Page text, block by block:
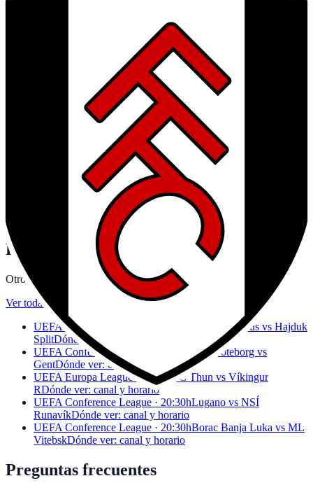
Calendario y dónde ver · London
Calendario y dónde ver · Liverpool
Calendario y dónde ver · London
Leeds UnitedCalendario y dónde ver · Leeds
Liverpool FC
Calendario y dónde ver · Liverpool
Manchester City Calendario y dónde ver · Manchester
Manchester UnitedCalendario y dónde ver ·
Newcastle United
Calendario y dónde ver · Newcastle
Nottingham ForestCalendario y dónde ver ·
Sunderland AFC
Calendario y dónde ver · Sunderland
Tottenham HotspurCalendario y dónde ver · London
West Ham United
Calendario y dónde ver · London
Wolverhampton Wanderers
Calendario y dónde ver ·
Wolverhampton
Hoy también juegan
Otros partidos de fútbol de la jornada con canal y horario.
Ver toda la jornada
UEFA Conference League · 19:00h
Žalgiris Vilnius vs Hajduk
SplitDónde ver: canal y horario
UEFA Conference League · 19:00h
IFK Göteborg vs
GentDónde ver: canal y horario
UEFA Europa League · 20:00hFC Thun vs Víkingur
RDónde ver: canal y horario
UEFA Conference League · 20:30hLugano vs NSÍ
RunavíkDónde ver: canal y horario
UEFA Conference League · 20:30hBorac Banja Luka vs ML
VitebskDónde ver: canal y horario
Preguntas frecuentes